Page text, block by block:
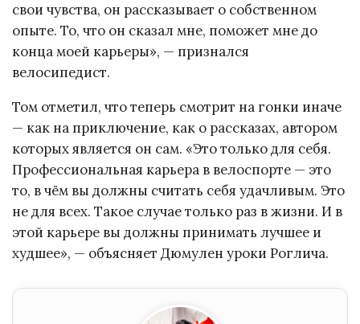
свои чувства, он рассказывает о собственном
опыте. То, что он сказал мне, поможет мне до
конца моей карьеры», — признался
велосипедист.
Том отметил, что теперь смотрит на гонки иначе
— как на приключение, как о рассказах, автором
которых является он сам. «Это только для себя.
Профессиональная карьера в велоспорте — это
то, в чём вы должны считать себя удачливым. Это
не для всех. Такое случае только раз в жизни. И в
этой карьере вы должны принимать лучшее и
худшее», — объясняет Дюмулен уроки Роглича.